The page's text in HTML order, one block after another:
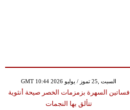
GMT 10:44 2026 السبت ,25 تموز / يوليو
فساتين السهرة بزمزمات الخصر صيحة أنثوية
تتألق بها النجمات